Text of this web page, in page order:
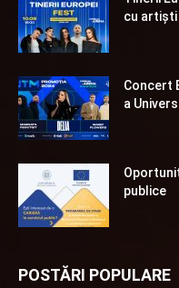
cu artiști
Concert
a
publice
POSTĂRI POPULARE